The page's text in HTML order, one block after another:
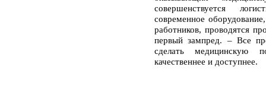
совершенствуется
современное
работников, проводятся
первый зампред. – Все
сделать медицинскую
качественнее и доступнее.